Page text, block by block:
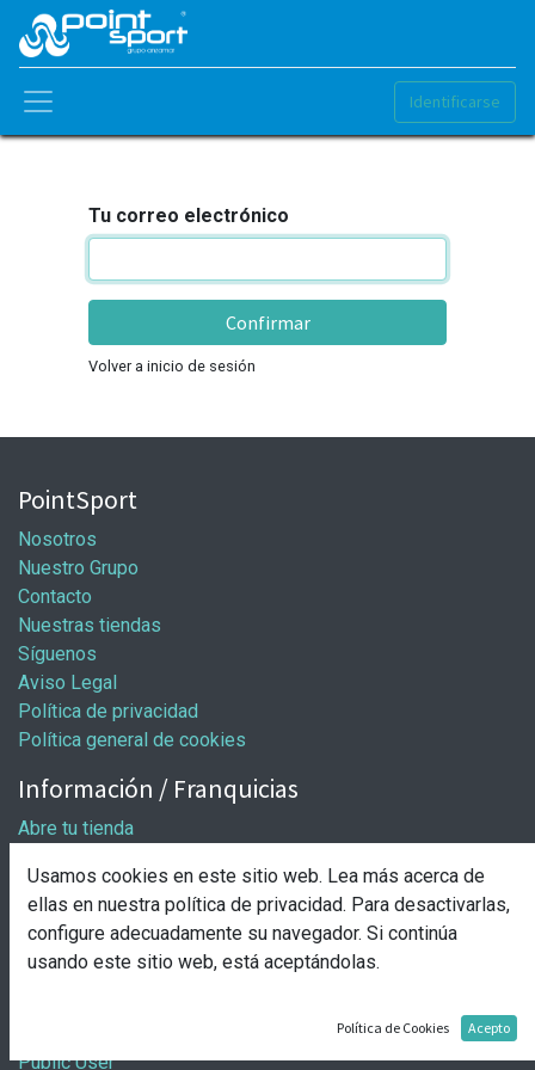
Identificarse
Tu correo electrónico
Confirmar
Volver a inicio de sesión
PointSport
Nosotros
Nuestro Grupo
Contacto
Nuestras tiendas
Síguenos
Aviso Legal
Política de privacidad
Política general de cookies
Información / Franquicias
Abre tu tienda
Solicitud de apertura
Comprar
Entrega y pago
Public User
Usamos cookies en este sitio web. Lea más acerca de
ellas en nuestra política de privacidad. Para desactivarlas,
configure adecuadamente su navegador. Si continúa
usando este sitio web, está aceptándolas.
Política de Cookies Acepto